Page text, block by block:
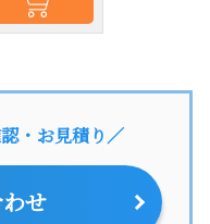
・お見積り／
せ